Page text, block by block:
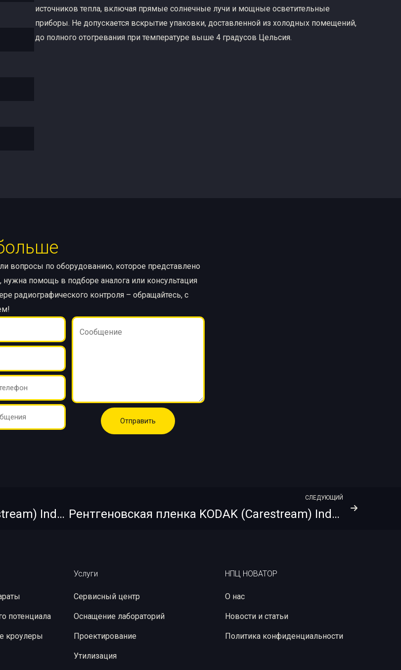
источников тепла, включая прямые солнечные лучи и мощные осветительные
приборы. Не допускается вскрытие упаковки, доставленной из холодных помещений,
до полного отогревания при температуре выше 4 градусов Цельсия.
вопросы по оборудованию, которое представлено
нужна помощь в подборе аналога или консультация
радиографического контроля – обращайтесь, с
Рентгеновская пленка KODAK (Carestream) Industrex MX125 Pb Cp 10х48
СЛЕДУЮЩИЙ
Рентгеновская пленка KODAK (Carestream) Industrex T200 NIF 30х40
потенциала
кроулеры
Услуги
Сервисный центр
Оснащение лабораторий
Проектирование
Утилизация
НПЦ НОВАТОР
О нас
Новости и статьи
Политика конфиденциальности